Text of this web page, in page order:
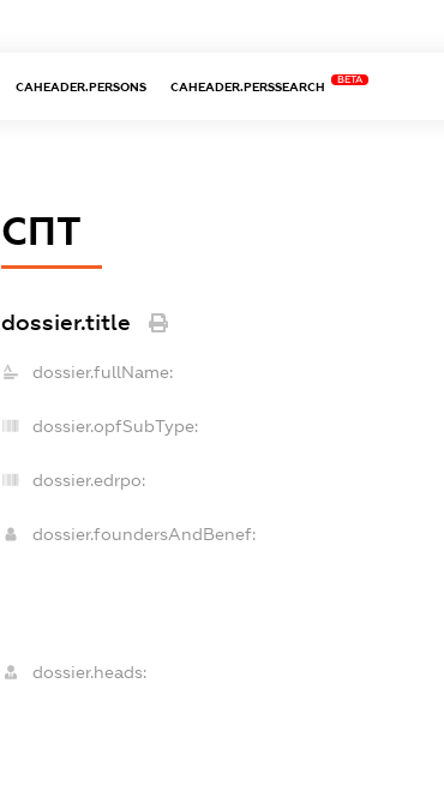
CAHEADER.PERSONS CAHEADER.PERSSEARCH
BETA
СПТ
dossier.title
dossier.fullName:
dossier.opfSubType:
dossier.edrpo:
dossier.foundersAndBenef:
dossier.heads: